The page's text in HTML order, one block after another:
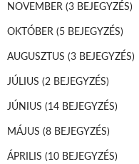
NOVEMBER (3 BEJEGYZÉS)
OKTÓBER (5 BEJEGYZÉS)
AUGUSZTUS (3 BEJEGYZÉS)
JÚLIUS (2 BEJEGYZÉS)
JÚNIUS (14 BEJEGYZÉS)
MÁJUS (8 BEJEGYZÉS)
ÁPRILIS (10 BEJEGYZÉS)